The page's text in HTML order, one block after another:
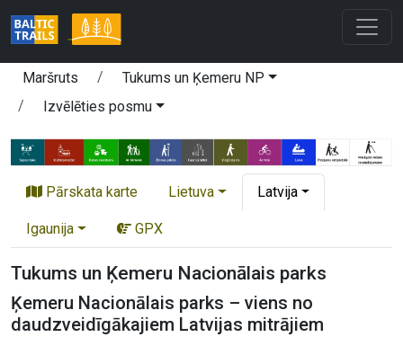
Maršruts
Tukums un Ķemeru NP
Izvēlēties posmu
Pārskata karte Lietuva Latvija
Igaunija GPX
Tukums un Ķemeru Nacionālais parks
Ķemeru Nacionālais parks – viens no
daudzveidīgākajiem Latvijas mitrājiem